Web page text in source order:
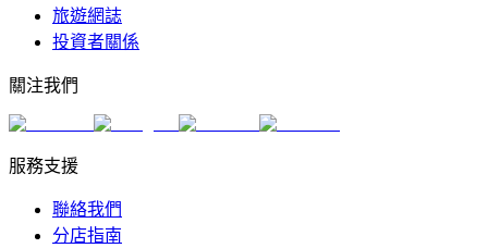
旅遊網誌
投資者關係
關注我們
服務支援
聯絡我們
分店指南